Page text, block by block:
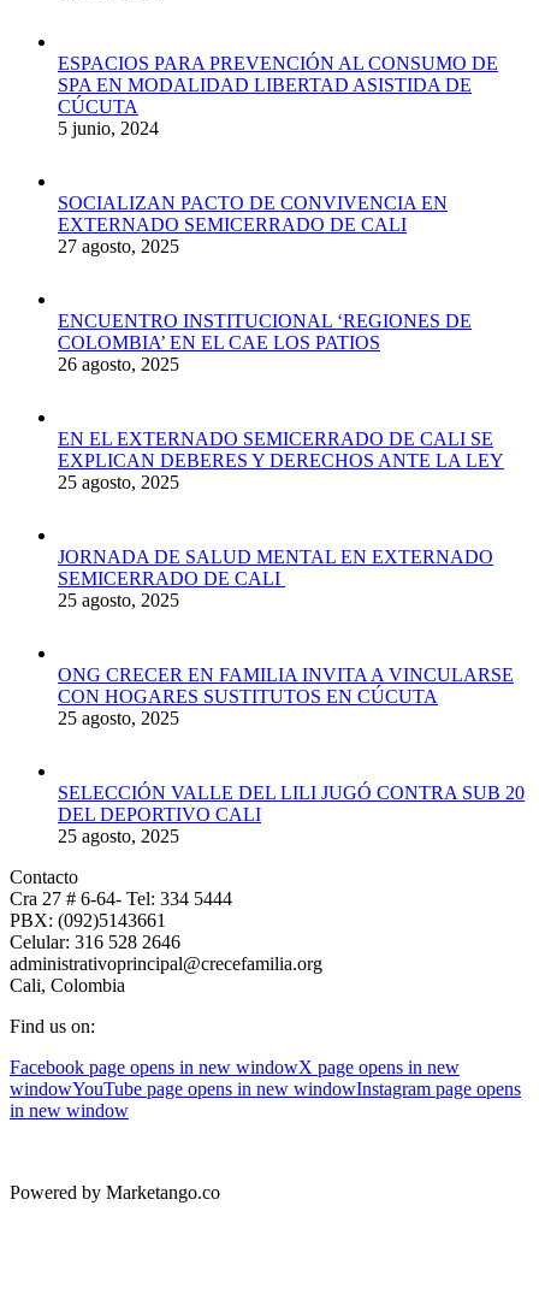
ESPACIOS PARA PREVENCIÓN AL CONSUMO DE
SPA EN MODALIDAD LIBERTAD ASISTIDA DE
CÚCUTA
5 junio, 2024
SOCIALIZAN PACTO DE CONVIVENCIA EN
EXTERNADO SEMICERRADO DE CALI
27 agosto, 2025
ENCUENTRO INSTITUCIONAL ‘REGIONES DE
COLOMBIA’ EN EL CAE LOS PATIOS
26 agosto, 2025
EN EL EXTERNADO SEMICERRADO DE CALI SE
EXPLICAN DEBERES Y DERECHOS ANTE LA LEY
25 agosto, 2025
JORNADA DE SALUD MENTAL EN EXTERNADO
SEMICERRADO DE CALI
25 agosto, 2025
ONG CRECER EN FAMILIA INVITA A VINCULARSE
CON HOGARES SUSTITUTOS EN CÚCUTA
25 agosto, 2025
SELECCIÓN VALLE DEL LILI JUGÓ CONTRA SUB 20
DEL DEPORTIVO CALI
25 agosto, 2025
Contacto
Cra 27 # 6-64- Tel: 334 5444
PBX: (092)5143661
Celular: 316 528 2646
administrativoprincipal@crecefamilia.org
Cali, Colombia
Find us on:
Facebook page opens in new windowX page opens in new
windowYouTube page opens in new windowInstagram page opens
in new window
Powered by Marketango.co